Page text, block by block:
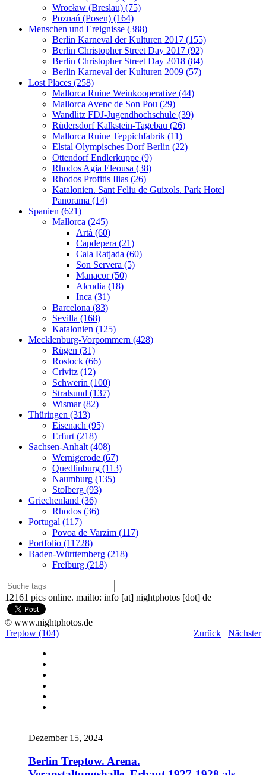
Wrocław (Breslau) (75)
Poznań (Posen) (164)
Menschen und Ereignisse (388)
Berlin Karneval der Kulturen 2017 (155)
Berlin Christopher Street Day 2017 (92)
Berlin Christopher Street Day 2018 (84)
Berlin Karneval der Kulturen 2009 (57)
Lost Places (258)
Mallorca Ruine Weinkooperative (44)
Mallorca Avenc de Son Pou (29)
Wandlitz FDJ-Jugendhochschule (39)
Rüdersdorf Kalkstein-Tagebau (26)
Mallorca Ruine Teppichfabrik (11)
Elstal Olympisches Dorf Berlin (22)
Ottendorf Endlerkuppe (9)
Rhodos Agia Eleousa (38)
Rhodos Profitis Ilias (26)
Katalonien. Sant Feliu de Guixols. Park Hotel
Panorama (14)
Spanien (621)
Mallorca (245)
Artà (60)
Capdepera (21)
Cala Ratjada (60)
Son Servera (5)
Manacor (50)
Alcudia (18)
Inca (31)
Barcelona (83)
Sevilla (168)
Katalonien (125)
Mecklenburg-Vorpommern (428)
Rügen (31)
Rostock (66)
Crivitz (12)
Schwerin (100)
Stralsund (137)
Wismar (82)
Thüringen (313)
Eisenach (95)
Erfurt (218)
Sachsen-Anhalt (408)
Wernigerode (67)
Quedlinburg (113)
Naumburg (135)
Stolberg (93)
Griechenland (36)
Rhodos (36)
Portugal (117)
Povoa de Varzim (117)
Portfolio (11728)
Baden-Württemberg (218)
Freiburg (218)
12161 pics online. mailto: info [at] nightphotos [dot] de
© www.nightphotos.de
Zurück
Nächster
Treptow (104)
Dezember 15, 2024
Berlin Treptow. Arena.